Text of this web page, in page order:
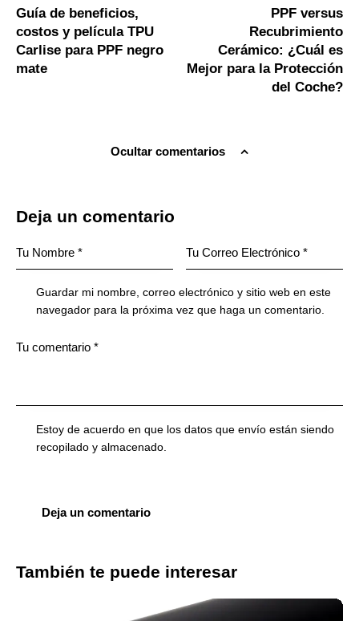
Guía de beneficios,
costos y película TPU
Carlise para PPF negro
mate
PPF versus
Recubrimiento
Cerámico: ¿Cuál es
Mejor para la Protección
del Coche?
Ocultar comentarios
Deja un comentario
Guardar mi nombre, correo electrónico y sitio web en este
navegador para la próxima vez que haga un comentario.
Estoy de acuerdo en que los datos que envío están siendo
recopilado y almacenado
También te puede interesar